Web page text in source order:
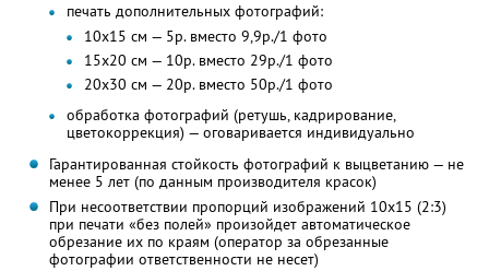
печать дополнительных фотографий:
10х15 см — 5р. вместо 9,9р./1 фото
15х20 см — 10р. вместо 29р./1 фото
20х30 см — 20р. вместо 50р./1 фото
обработка фотографий (ретушь, кадрирование,
цветокоррекция) — оговаривается индивидуально
Гарантированная стойкость фотографий к выцветанию — не
менее 5 лет (по данным производителя красок)
При несоответствии пропорций изображений 10х15 (2:3)
при печати «без полей» произойдет автоматическое
обрезание их по краям (оператор за обрезанные
фотографии ответственности не несет)